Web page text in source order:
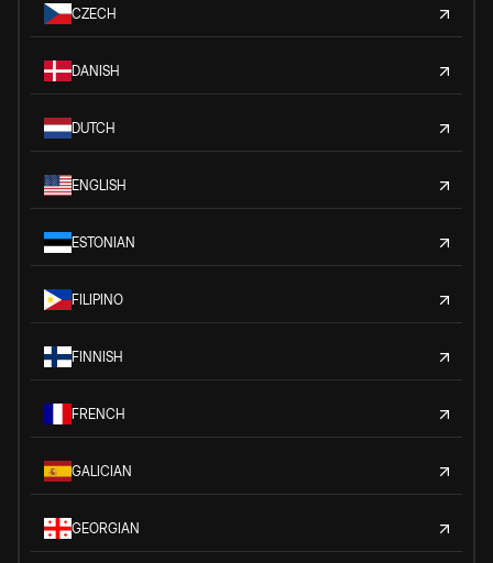
CZECH
DANISH
DUTCH
ENGLISH
ESTONIAN
FILIPINO
FINNISH
FRENCH
GALICIAN
GEORGIAN